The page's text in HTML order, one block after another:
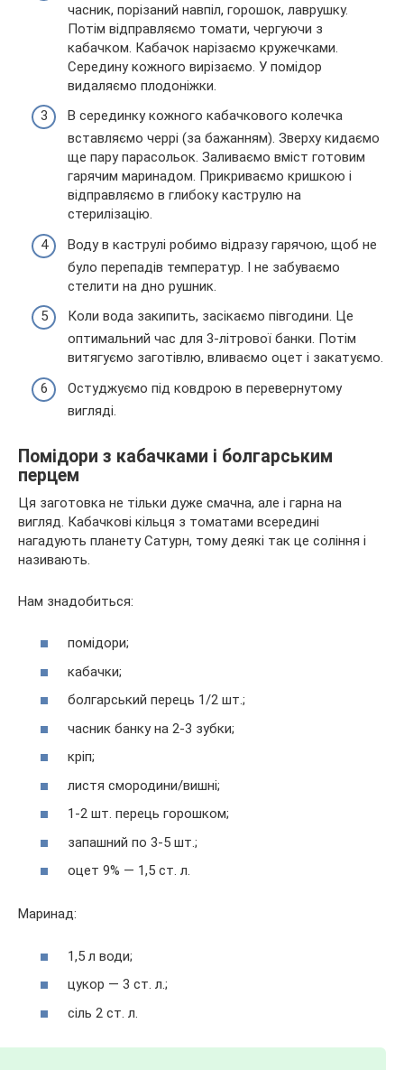
часник, порізаний навпіл, горошок, лаврушку.
Потім відправляємо томати, чергуючи з
кабачком. Кабачок нарізаємо кружечками.
Середину кожного вирізаємо. У помідор
видаляємо плодоніжки.
В серединку кожного кабачкового колечка
вставляємо черрі (за бажанням). Зверху кидаємо
ще пару парасольок. Заливаємо вміст готовим
гарячим маринадом. Прикриваємо кришкою і
відправляємо в глибоку каструлю на
стерилізацію.
Воду в каструлі робимо відразу гарячою, щоб не
було перепадів температур. І не забуваємо
стелити на дно рушник.
Коли вода закипить, засікаємо півгодини. Це
оптимальний час для 3-літрової банки. Потім
витягуємо заготівлю, вливаємо оцет і закатуємо.
Остуджуємо під ковдрою в перевернутому
вигляді.
Помідори з кабачками і болгарським
перцем
Ця заготовка не тільки дуже смачна, але і гарна на
вигляд. Кабачкові кільця з томатами всередині
нагадують планету Сатурн, тому деякі так це соління і
називають.
Нам знадобиться:
помідори;
кабачки;
болгарський перець 1/2 шт.;
часник банку на 2-3 зубки;
кріп;
листя смородини/вишні;
1-2 шт. перець горошком;
запашний по 3-5 шт.;
оцет 9% — 1,5 ст. л.
Маринад:
1,5 л води;
цукор — 3 ст. л.;
сіль 2 ст. л.